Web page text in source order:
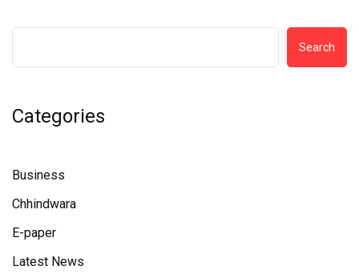
Search
Categories
Business
Chhindwara
E-paper
Latest News